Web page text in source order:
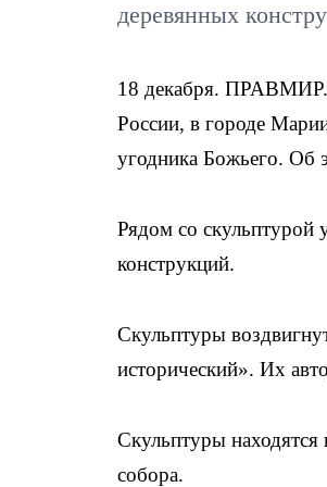
деревянных
18 декабря. ПРАВМИР.
России, в городе
угодника Божьего. Об
Рядом со скульптурой
конструкций.
Скульптуры
исторический». Их
Скульптуры находятся
собора.